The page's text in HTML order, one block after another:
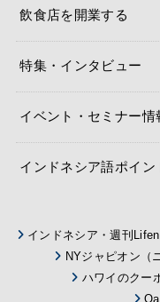
飲食店を開業する
特集・インタビュー
イベント・セミナー情
インドネシア語ポイン
インドネシア・週刊
NYジャピオン（
ハワイのクー